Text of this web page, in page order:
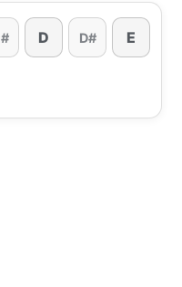
D D# E